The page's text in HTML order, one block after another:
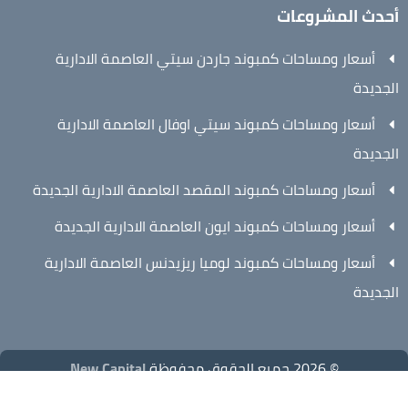
أحدث المشروعات
أسعار ومساحات كمبوند جاردن سيتي العاصمة الادارية
الجديدة
أسعار ومساحات كمبوند سيتي اوفال العاصمة الادارية
الجديدة
أسعار ومساحات كمبوند المقصد العاصمة الادارية الجديدة
أسعار ومساحات كمبوند ايون العاصمة الادارية الجديدة
أسعار ومساحات كمبوند لوميا ريزيدنس العاصمة الادارية
الجديدة
© 2026 جميع الحقوق محفوظة New Capital